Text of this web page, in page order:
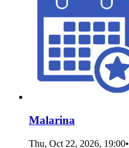
Malarina
Thu, Oct 22, 2026, 19:00•